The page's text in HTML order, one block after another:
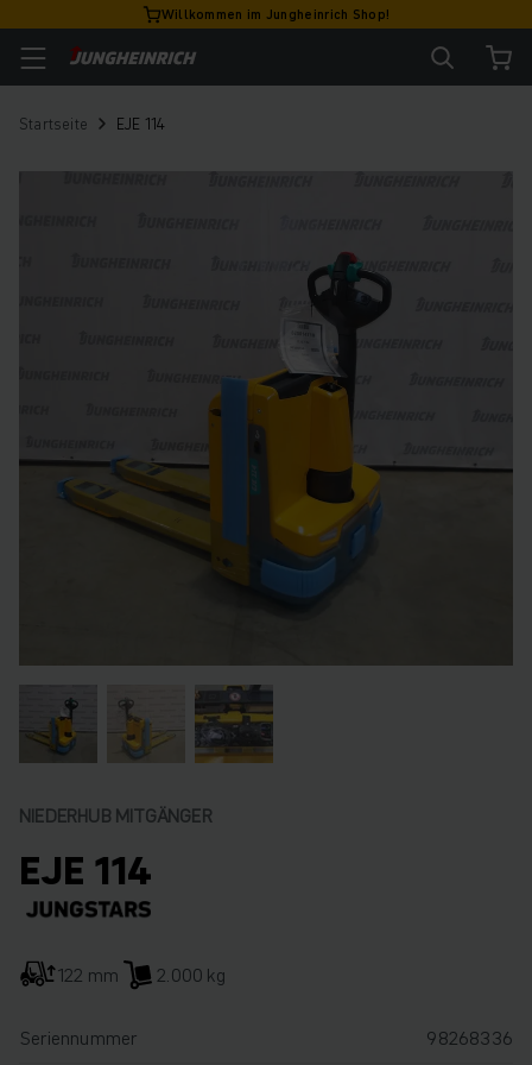
Willkommen im Jungheinrich Shop!
Startseite EJE 114
NIEDERHUB MITGÄNGER
EJE 114
122 mm 2.000 kg
Seriennummer
98268336